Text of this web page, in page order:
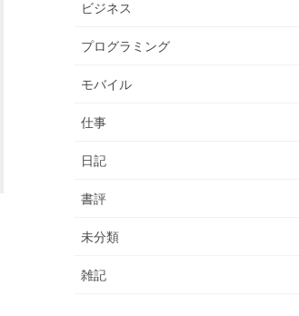
ビジネス
プログラミング
モバイル
仕事
日記
書評
未分類
雑記